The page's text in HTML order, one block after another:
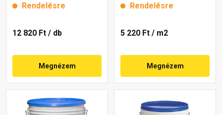
Rendelésre
12 820 Ft / db
Megnézem
Rendelésre
5 220 Ft / m2
Megnézem